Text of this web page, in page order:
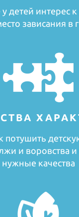
детей интерес
зависания в
потушить
и воровства и
нужные качества